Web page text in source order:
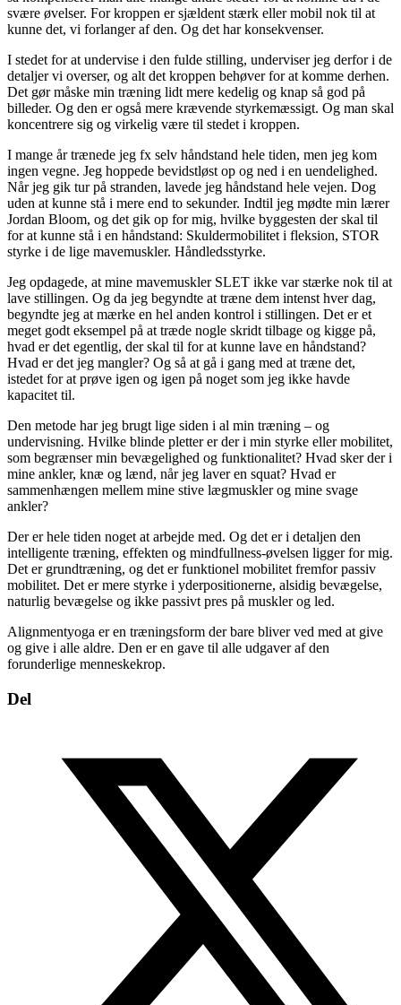
svære øvelser. For kroppen er sjældent stærk eller mobil nok til at
kunne det, vi forlanger af den. Og det har konsekvenser.
I stedet for at undervise i den fulde stilling, underviser jeg derfor i de
detaljer vi overser, og alt det kroppen behøver for at komme derhen.
Det gør måske min træning lidt mere kedelig og knap så god på
billeder. Og den er også mere krævende styrkemæssigt. Og man skal
koncentrere sig og virkelig være til stedet i kroppen.
I mange år trænede jeg fx selv håndstand hele tiden, men jeg kom
ingen vegne. Jeg hoppede bevidstløst op og ned i en uendelighed.
Når jeg gik tur på stranden, lavede jeg håndstand hele vejen. Dog
uden at kunne stå i mere end to sekunder. Indtil jeg mødte min lærer
Jordan Bloom, og det gik op for mig, hvilke byggesten der skal til
for at kunne stå i en håndstand: Skuldermobilitet i fleksion, STOR
styrke i de lige mavemuskler. Håndledsstyrke.
Jeg opdagede, at mine mavemuskler SLET ikke var stærke nok til at
lave stillingen. Og da jeg begyndte at træne dem intenst hver dag,
begyndte jeg at mærke en hel anden kontrol i stillingen. Det er et
meget godt eksempel på at træde nogle skridt tilbage og kigge på,
hvad er det egentlig, der skal til for at kunne lave en håndstand?
Hvad er det jeg mangler? Og så at gå i gang med at træne det,
istedet for at prøve igen og igen på noget som jeg ikke havde
kapacitet til.
Den metode har jeg brugt lige siden i al min træning – og
undervisning. Hvilke blinde pletter er der i min styrke eller mobilitet,
som begrænser min bevægelighed og funktionalitet? Hvad sker der i
mine ankler, knæ og lænd, når jeg laver en squat? Hvad er
sammenhængen mellem mine stive lægmuskler og mine svage
ankler?
Der er hele tiden noget at arbejde med. Og det er i detaljen den
intelligente træning, effekten og mindfullness-øvelsen ligger for mig.
Det er grundtræning, og det er funktionel mobilitet fremfor passiv
mobilitet. Det er mere styrke i yderpositionerne, alsidig bevægelse,
naturlig bevægelse og ikke passivt pres på muskler og led.
Alignmentyoga er en træningsform der bare bliver ved med at give
og give i alle aldre. Den er en gave til alle udgaver af den
forunderlige menneskekrop.
Del